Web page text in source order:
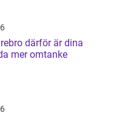
är dina
mer omtanke